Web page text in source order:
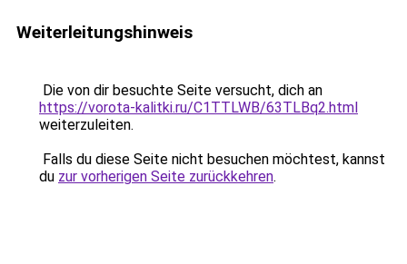
Weiterleitungshinweis
Die von dir besuchte Seite versucht, dich an
https://vorota-kalitki.ru/C1TTLWB/63TLBq2.html
weiterzuleiten.
Falls du diese Seite nicht besuchen möchtest, kannst
du zur vorherigen Seite zurückkehren.